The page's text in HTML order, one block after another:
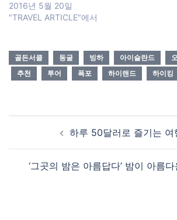
2016년 5월 20일
"TRAVEL ARTICLE"에서
골든서클 동굴 빙하 아이슬란드
추천
투어 폭포 하이랜드 하이킹
navigation하루 50달러로 즐기는 여
‘그곳의 밤은 아름답다’ 밤이 아름